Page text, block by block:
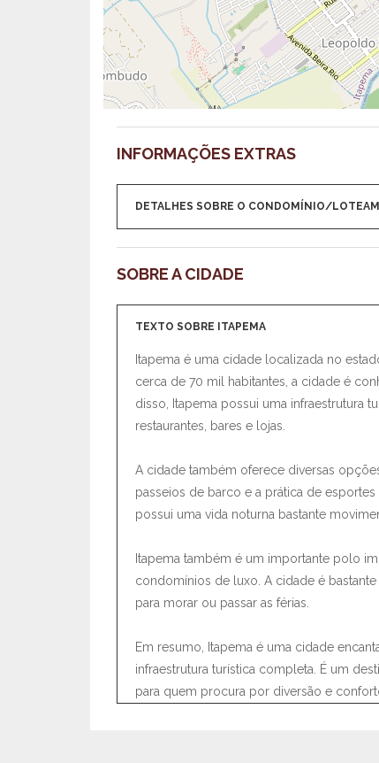
INFORMAÇÕES EXTRAS
DETALHES SOBRE O CONDOMÍNIO/
SOBRE A CIDADE
TEXTO SOBRE ITAPEMA
Itapema é uma cidade localizada no
cerca de 70 mil habitantes, a cidade é
disso, Itapema possui uma infraestrutura
restaurantes, bares e lojas.
A cidade também oferece diversas
passeios de barco e a prática de
possui uma vida noturna bastante
Itapema também é um importante polo
condomínios de luxo. A cidade é
para morar ou passar as férias.
Em resumo, Itapema é uma cidade
infraestrutura turística completa. É um
para quem procura por diversão e